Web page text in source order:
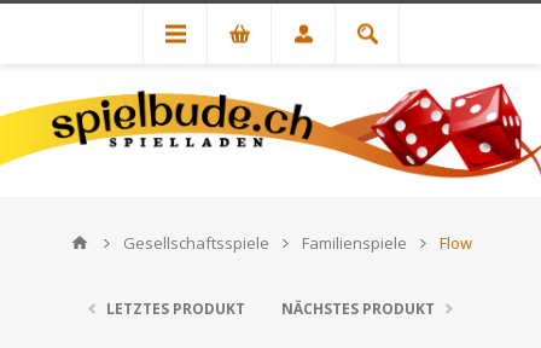
Gesellschaftsspiele Familienspiele Flow
LETZTES PRODUKT NÄCHSTES PRODUKT